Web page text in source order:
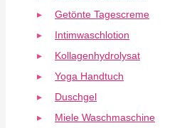
Getönte Tagescreme
Intimwaschlotion
Kollagenhydrolysat
Yoga Handtuch
Duschgel
Miele Waschmaschine